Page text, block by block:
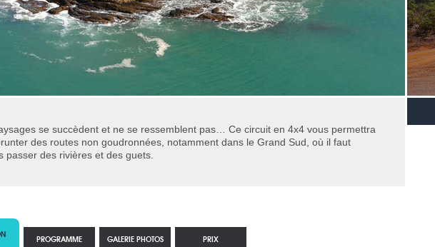
se succèdent et ne se ressemblent pas… Ce circuit en 4x4 vous permettra
des routes non goudronnées, notamment dans le Grand Sud, où il faut
passer des rivières et des guets.
PROGRAMME GALERIE PHOTOS PRIX